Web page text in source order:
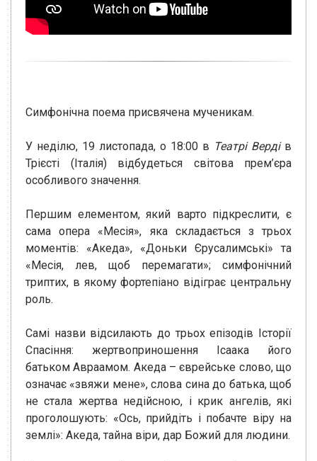
Симфонічна поема присвячена мученикам.
У неділю, 19 листопада, о 18:00 в Театрі Вердів
Трієсті (Італія) відбудеться світова прем’єра
особливого значення.
Першим елементом, який варто підкреслити, є
сама опера «Месія», яка складається з трьох
моментів: «Акеда», «Доньки Єрусалимські» та
«Месія, лев, щоб перемагати»; симфонічний
триптих, в якому фортепіано відіграє центральну
роль.
Самі назви відсилають до трьох епізодів Історії
Спасіння: жертвоприношення Ісаака його
батьком Авраамом. Акеда – єврейське слово, що
означає «звяжи мене», слова сина до батька, щоб
не стала жертва недійсною, і крик ангелів, які
проголошують: «Ось, прийдіть і побачте віру на
землі»: Акеда, тайна віри, дар Божий для людини.